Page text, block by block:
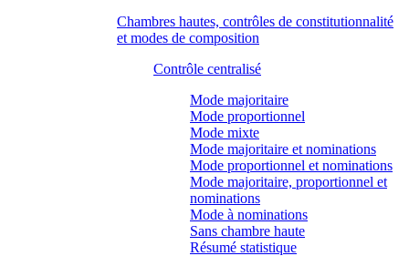
Chambres hautes, contrôles de constitutionnalité
et modes de composition
Contrôle centralisé
Mode majoritaire
Mode proportionnel
Mode mixte
Mode majoritaire et nominations
Mode proportionnel et nominations
Mode majoritaire, proportionnel et
nominations
Mode à nominations
Sans chambre haute
Résumé statistique